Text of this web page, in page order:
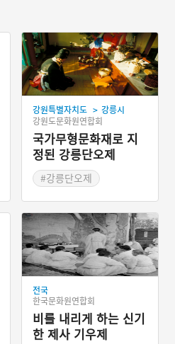
강원특별자치도 > 강릉시
강원도문화원연합회
국가무형문화재로 지
정된 강릉단오제
#강릉단오제
#강릉 마을신앙
#강릉 축제
전국
한국문화원연합회
비를 내리게 하는 신기
한 제사 기우제